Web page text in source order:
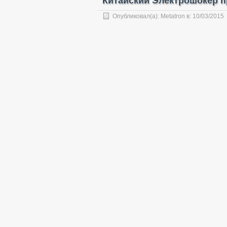
Опубликовал(а): Metatron в: 10/03/2015